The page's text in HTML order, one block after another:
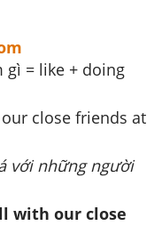
= like + doing
close friends at
với những người
with our close